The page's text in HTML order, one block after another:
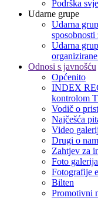
Podrška
Udarne grupe
Udarna
Udarna
Odnosi s javnošću
Općenito
INDEX
kontrolom
Vodič o
Najčešća
Video
Drugi o
Zahtjev za
Foto galerija
Fotografije
Bilten
Promotivni